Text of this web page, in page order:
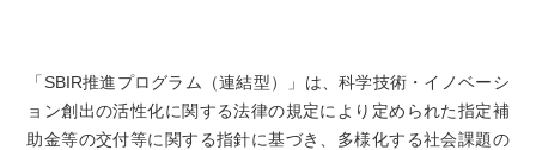
「SBIR推進プログラム（連結型）」は、科学技術・イノベーシ
ョン創出の活性化に関する法律の規定により定められた指定補
助金等の交付等に関する指針に基づき、多様化する社会課題の